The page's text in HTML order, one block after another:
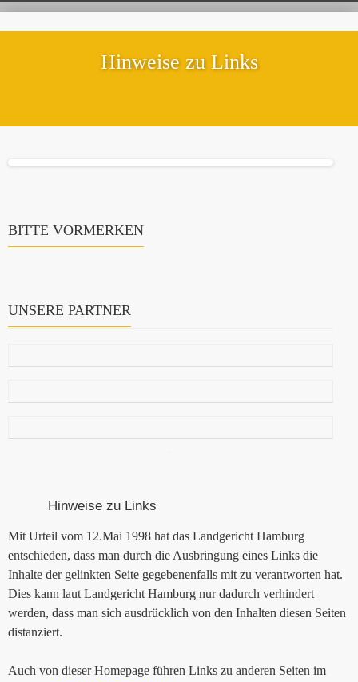
Hinweise zu Links
BITTE VORMERKEN
UNSERE PARTNER
Hinweise zu Links
Mit Urteil vom 12.Mai 1998 hat das Landgericht Hamburg
entschieden, dass man durch die Ausbringung eines Links die
Inhalte der gelinkten Seite gegebenenfalls mit zu verantworten hat.
Dies kann laut Landgericht Hamburg nur dadurch verhindert
werden, dass man sich ausdrücklich von den Inhalten diesen Seiten
distanziert.
Auch von dieser Homepage führen Links zu anderen Seiten im